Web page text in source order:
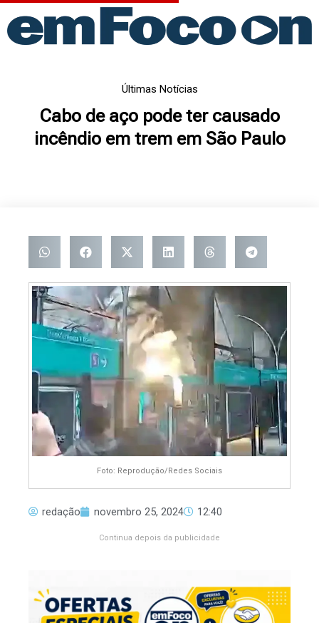
para
Últimas Notícias
Cabo de aço pode ter causado
incêndio em trem em São Paulo
Foto: Reprodução/Redes Sociais
redação novembro 25, 2024 12:40
Continua depois da publicidade